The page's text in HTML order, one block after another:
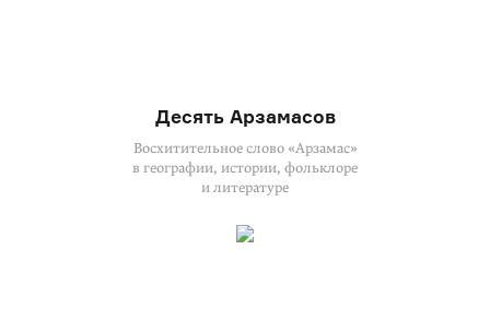
Десять Арзамасов
Восхитительное слово «Арзамас»
в географии, истории, фольклоре
и литературе